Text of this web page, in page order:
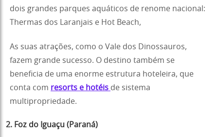
dois grandes parques aquáticos de renome nacional:
Thermas dos Laranjais e Hot Beach,
As suas atrações, como o Vale dos Dinossauros,
fazem grande sucesso. O destino também se
beneficia de uma enorme estrutura hoteleira, que
conta com resorts e hotéis de sistema
multipropriedade.
2. Foz do Iguaçu (Paraná)